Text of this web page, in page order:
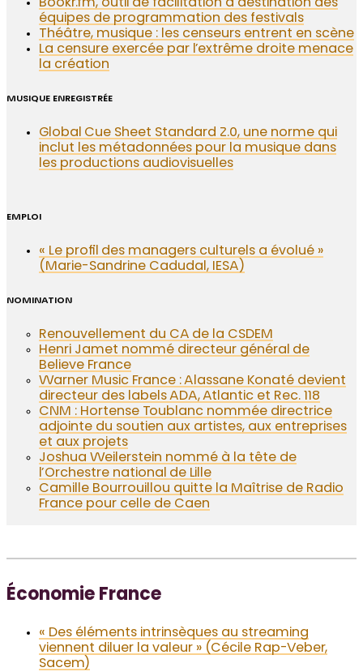
Bookr.fm, outil de facilitation à destination des
équipes de programmation des festivals
Théâtre, musique : les censeurs entrent en scène
La censure exercée par l’extrême droite menace
la création
MUSIQUE ENREGISTRÉE
Global Cue Sheet Standard 2.0, une norme qui
inclut les métadonnées pour la musique dans
les productions audiovisuelles
EMPLOI
« Le profil des managers culturels a évolué »
(Marie-Sandrine Cadudal, IESA)
NOMINATION
Renouvellement du CA de la CSDEM
Henri Jamet nommé directeur général de
Believe France
Warner Music France : Alassane Konaté devient
directeur des labels ADA, Atlantic et Rec. 118
CNM : Hortense Toublanc nommée directrice
adjointe du soutien aux artistes, aux entreprises
et aux projets
Joshua Weilerstein nommé à la tête de
l’Orchestre national de Lille
Camille Bourrouillou quitte la Maîtrise de Radio
France pour celle de Caen
Économie France
« Des éléments intrinsèques au streaming
viennent diluer la valeur » (Cécile Rap-Veber,
Sacem)